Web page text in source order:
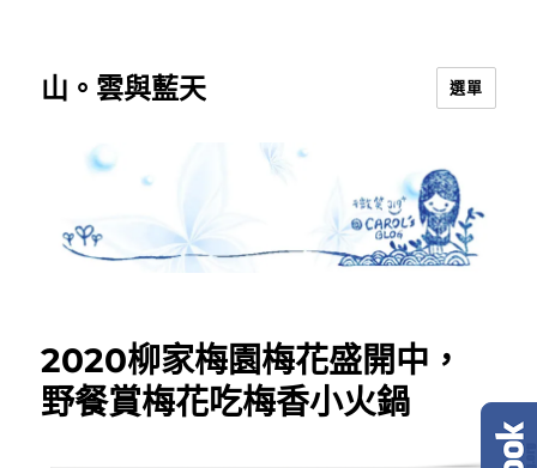
山。雲與藍天 選單
2020柳家梅園梅花盛開中，
野餐賞梅花吃梅香小火鍋